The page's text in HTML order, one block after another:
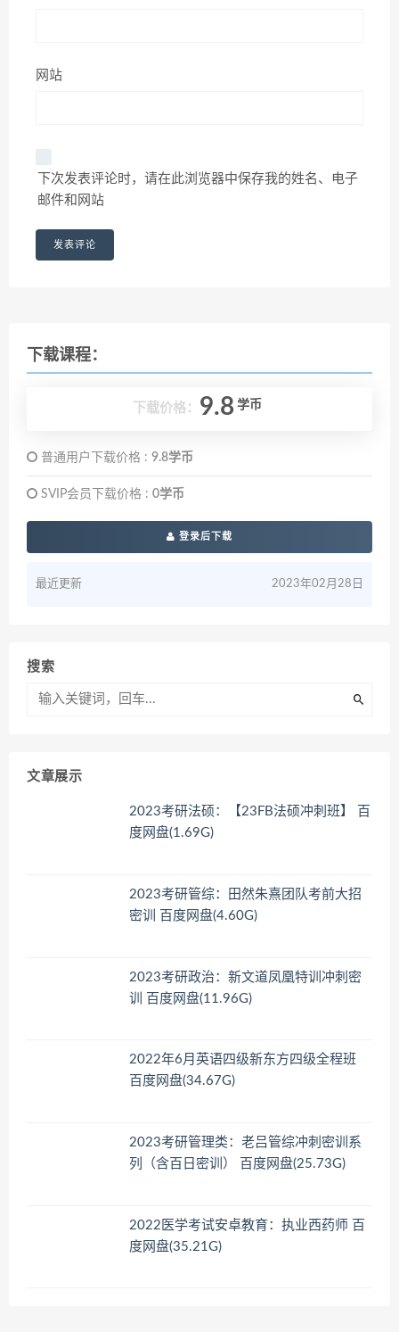
网站
下次发表评论时，请在此浏览器中保存我的姓名、电子
邮件和网站
下载课程：
下载价格： 9.8 学币
普通用户下载价格 : 9.8学币
SVIP会员下载价格 : 0学币
登录后下载
最近更新 2023年02月28日
搜索
文章展示
2023考研法硕：【23FB法硕冲刺班】 百
度网盘(1.69G)
2023考研管综：田然朱熹团队考前大招
密训 百度网盘(4.60G)
2023考研政治：新文道凤凰特训冲刺密
训 百度网盘(11.96G)
2022年6月英语四级新东方四级全程班
百度网盘(34.67G)
2023考研管理类：老吕管综冲刺密训系
列（含百日密训） 百度网盘(25.73G)
2022医学考试安卓教育：执业西药师 百
度网盘(35.21G)